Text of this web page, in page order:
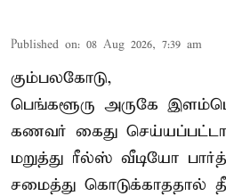
Published on: 08 Aug 2026, 7:39 am
கும்பலகோடு,
பெங்களூரு அருகே
கணவர் கைது
மறுத்து ரீல்ஸ் வீடியோ
சமைத்து கொடுக்காததால்